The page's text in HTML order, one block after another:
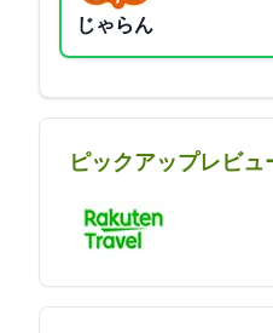
じゃらん
ピックアップレビュ